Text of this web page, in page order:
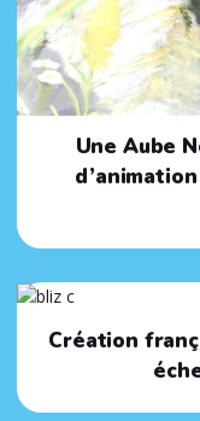
Une Aube
Création